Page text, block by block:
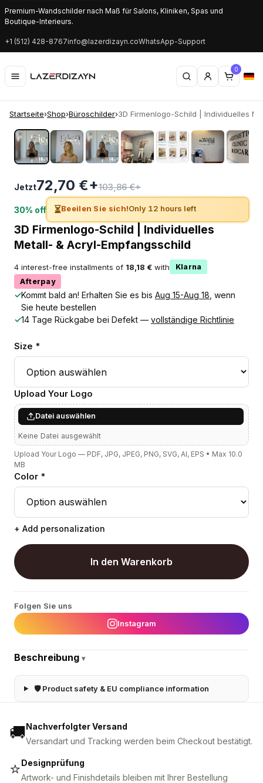
Premium-Wandschilder nach Maß für Salons, Kliniken, Spas und
Boutique-Interieurs.
+1 (512) 428-8767info@lazerdizayn.coWhatsApp-Support
0
Startseite›Shop›Büroschilder›3D Firmenlogo-Schild | Individuelles
‹ ›
Jetzt72,70 €+103,86 €+
30% off ⏳Beeilen Sie sich!Only 12 hours left
3D Firmenlogo-Schild | Individuelles
Metall- & Acryl-Empfangsschild
4 interest-free installments of 18,18 € with
Klarna
Afterpay
✓Kommt bald an! Erhalten Sie es bis Aug 15-Aug 18 , wenn
Sie heute bestellen
✓14 Tage Rückgabe bei Defekt — vollständige Richtlinie
Size *
Upload Your Logo
Datei auswählen
Keine Datei ausgewählt
Upload Your Logo — PDF, JPG, JPEG, PNG, SVG, AI, EPS • Max 10.0
MB
Color *
+ Add personalization
In den Warenkorb
Folgen Sie uns
Instagram
Beschreibung ▾
🛡 Product safety & EU compliance information
🚚Nachverfolgter Versand
Versandart und Tracking werden beim Checkout bestätigt.
⭐Designprüfung
Artwork- und Finishdetails bleiben mit Ihrer Bestellung